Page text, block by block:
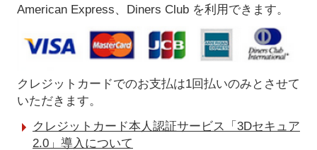
American Express、Diners Club を利用できます。
クレジットカードでのお支払は1回払いのみとさせて
いただきます。
クレジットカード本人認証サービス「3Dセキュア
2.0」導入について